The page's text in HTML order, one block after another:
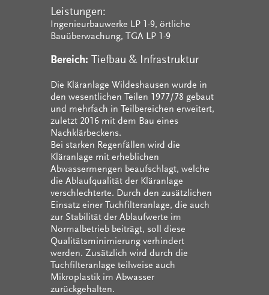
Leistungen:
Ingenieurbauwerke LP 1-9, örtliche
Bauüberwachung, TGA LP 1-9
Bereich: Tiefbau & Infrastruktur
Die Kläranlage Wildeshausen wurde in
den wesentlichen Teilen 1977/78 gebaut
und mehrfach in Teilbereichen erweitert,
zuletzt 2016 mit dem Bau eines
Nachklärbeckens.
Bei starken Regenfällen wird die
Kläranlage mit erheblichen
Abwassermengen beaufschlagt, welche
die Ablaufqualität der Kläranlage
verschlechterte. Durch den zusätzlichen
Einsatz einer Tuchfilteranlage, die auch
zur Stabilität der Ablaufwerte im
Normalbetrieb beiträgt, soll diese
Qualitätsminimierung verhindert
werden. Zusätzlich wird durch die
Tuchfilteranlage teilweise auch
Mikroplastik im Abwasser
zurückgehalten.